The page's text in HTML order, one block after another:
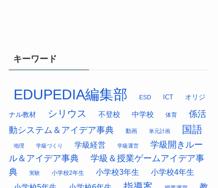
キーワード
EDUPEDIA編集部 ESD ICT オリジ
ナル教材 シリウス 不登校 中学校 体育
係活
動システム＆アイデア事典
動画 単元計画 国語
地理 学級づくり 学級経営 学級運営
学級開きルー
ル＆アイデア事典
学級＆授業ゲームアイデア事
典
実験 小学校2年生 小学校3年生
小学校4年生